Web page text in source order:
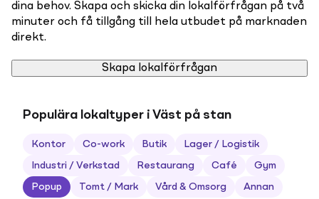
dina behov. Skapa och skicka din lokalförfrågan på två
minuter och få tillgång till hela utbudet på marknaden
direkt.
Skapa lokalförfrågan
Populära lokaltyper i Väst på stan
Kontor Co-work Butik Lager / Logistik
Industri / Verkstad Restaurang Café Gym
Popup Tomt / Mark Vård & Omsorg Annan